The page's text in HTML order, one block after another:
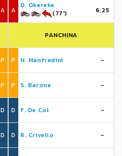
A
P
P
D
D
A
D. Okereke
(77')
6,25
PANCHINA
P N. Manfredini -
P S. Barone -
D F. De Col -
D R. Crivello -